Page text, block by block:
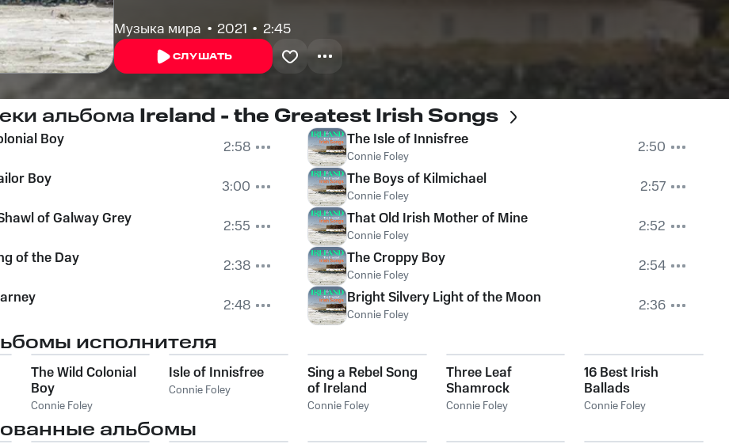
Музыка мира 2021 2:45
СЛУШАТЬ
альбома Ireland - the Greatest Irish Songs
Boy
2:58
Boy
3:00
of Galway Grey
2:55
of the Day
2:38
2:48
The Isle of Innisfree
Connie Foley
2:50
The Boys of Kilmichael
Connie Foley
2:57
That Old Irish Mother of Mine
Connie Foley
2:52
The Croppy Boy
Connie Foley
2:54
Bright Silvery Light of the Moon
Connie Foley 2:36
исполнителя
The Wild Colonial
Boy
Connie Foley
Isle of Innisfree
Connie Foley
Sing a Rebel Song
of Ireland
Connie Foley
Three Leaf
Shamrock
Connie Foley
16 Best Irish
Ballads
Connie Foley
альбомы